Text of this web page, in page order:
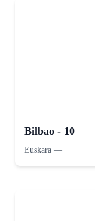
Bilbao - 10
Euskara —